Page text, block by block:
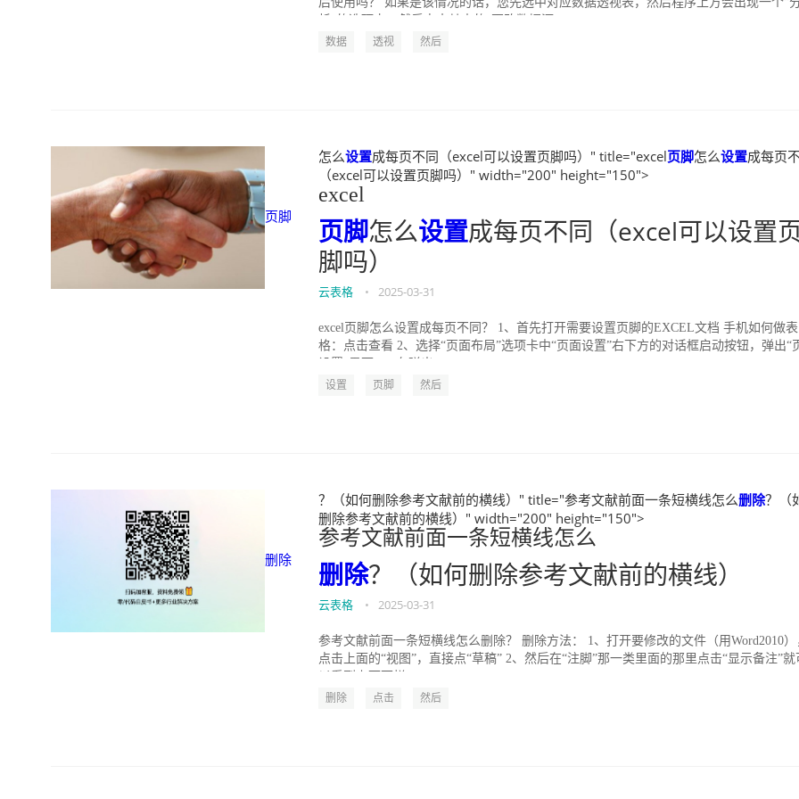
数据 透视 然后
页脚
怎么设置成每页不同（excel可以设置页脚吗）" title="excel页脚怎么设置成每页
（excel可以设置页脚吗）" width="200" height="150">
excel
页脚怎么设置成每页不同（excel可以设置
脚吗）
云表格 • 2025-03-31
excel页脚怎么设置成每页不同？ 1、首先打开需要设置页脚的EXCEL文档 手机如何做表
格：点击查看 2、选择“页面布局”选项卡中“页面设置”右下方的对话框启动按钮，弹出“
设置 页脚 然后
删除
？（如何删除参考文献前的横线）" title="参考文献前面一条短横线怎么删除？（
删除参考文献前的横线）" width="200" height="150">
参考文献前面一条短横线怎么
删除？（如何删除参考文献前的横线）
云表格 • 2025-03-31
参考文献前面一条短横线怎么删除？ 删除方法： 1、打开要修改的文件（用Word2010）
点击上面的“视图”，直接点“草稿” 2、然后在“注脚”那一类里面的那里点击“显示备注”就
删除 点击 然后